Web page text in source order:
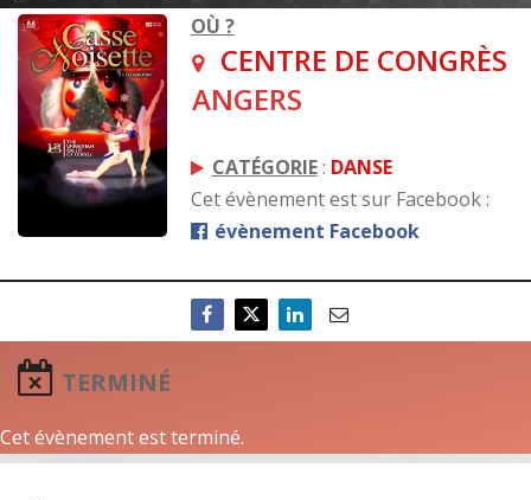
OÙ ?
CENTRE DE CONGRÈS
ANGERS
CATÉGORIE: DANSE
Cet évènement est sur Facebook :
évènement Facebook
TERMINÉ
Cet évènement est terminé.